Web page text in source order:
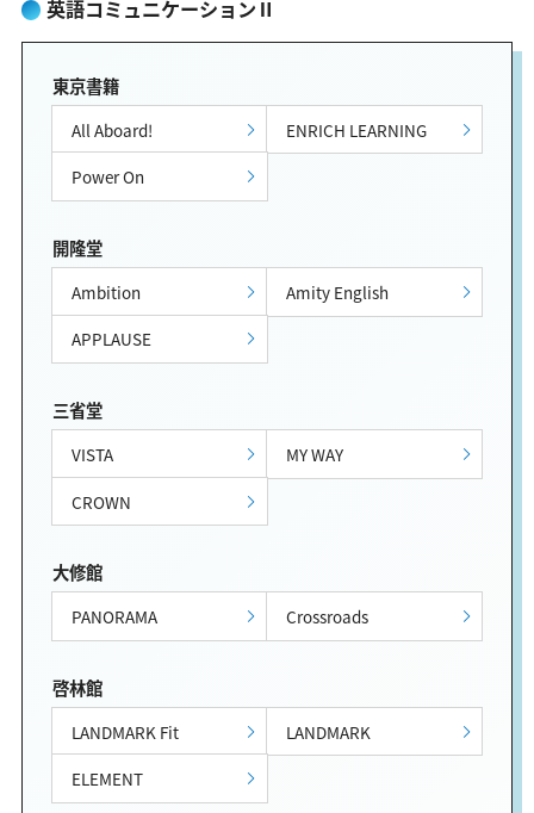
英語コミュニケーションⅡ
東京書籍
All Aboard!
ENRICH LEARNING
Power On
開隆堂
Ambition
Amity English
APPLAUSE
三省堂
VISTA
MY WAY
CROWN
大修館
PANORAMA Crossroads
啓林館
LANDMARK Fit
LANDMARK
ELEMENT